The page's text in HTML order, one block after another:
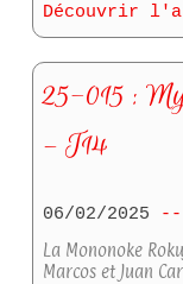
Découvrir
25-015 :
– T14
06/02/2025
La Mononoke
Marcos et Juan